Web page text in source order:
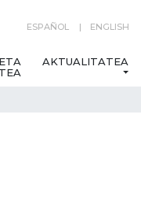
ESPAÑOL ENGLISH
AKTUALITATEA